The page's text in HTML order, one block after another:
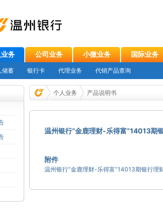
务 公司业务 小微业务 国际业务
储蓄 银行卡 代理业务 代销产品查询
个人业务 产品说明书
温州银行“金鹿理财-乐得富”14013期
附件